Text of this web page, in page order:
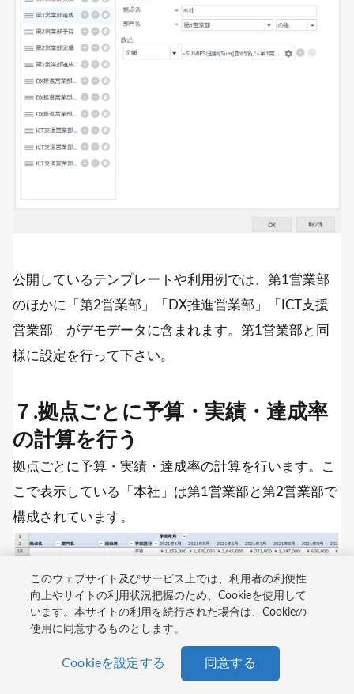
公開しているテンプレートや利用例では、第1営業部
のほかに「第2営業部」「DX推進営業部」「ICT支援
営業部」がデモデータに含まれます。第1営業部と同
様に設定を行って下さい。
７.拠点ごとに予算・実績・達成率
の計算を行う
拠点ごとに予算・実績・達成率の計算を行います。こ
こで表示している「本社」は第1営業部と第2営業部で
構成されています。
このウェブサイト及びサービス上では、利用者の利便性
向上やサイトの利用状況把握のため、Cookieを使用して
います。本サイトの利用を続行された場合は、Cookieの
使用に同意するものとします。
Cookieを設定する 同意する